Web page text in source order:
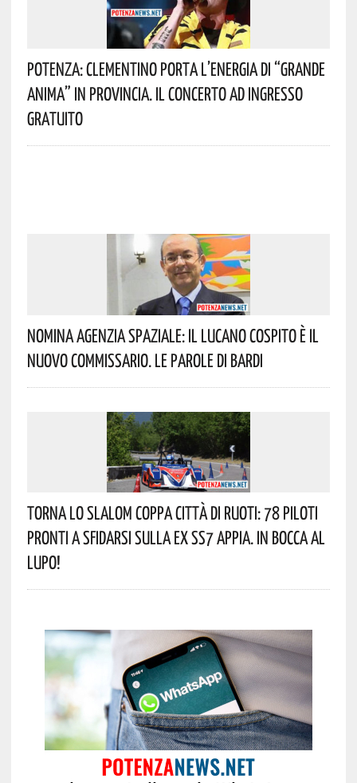
Potenza: Clementino Porta L’energia Di “Grande
Anima” In Provincia. Il Concerto Ad Ingresso
Gratuito
Nomina Agenzia Spaziale: Il Lucano Cospito È Il
Nuovo Commissario. Le Parole Di Bardi
Torna Lo Slalom Coppa Città Di Ruoti: 78 Piloti
Pronti A Sfidarsi Sulla Ex SS7 Appia. In Bocca Al
Lupo!